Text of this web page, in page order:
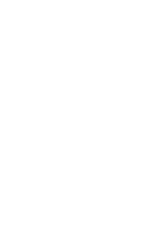
Madrid :
pas